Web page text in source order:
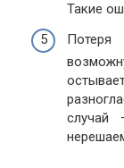
Такие